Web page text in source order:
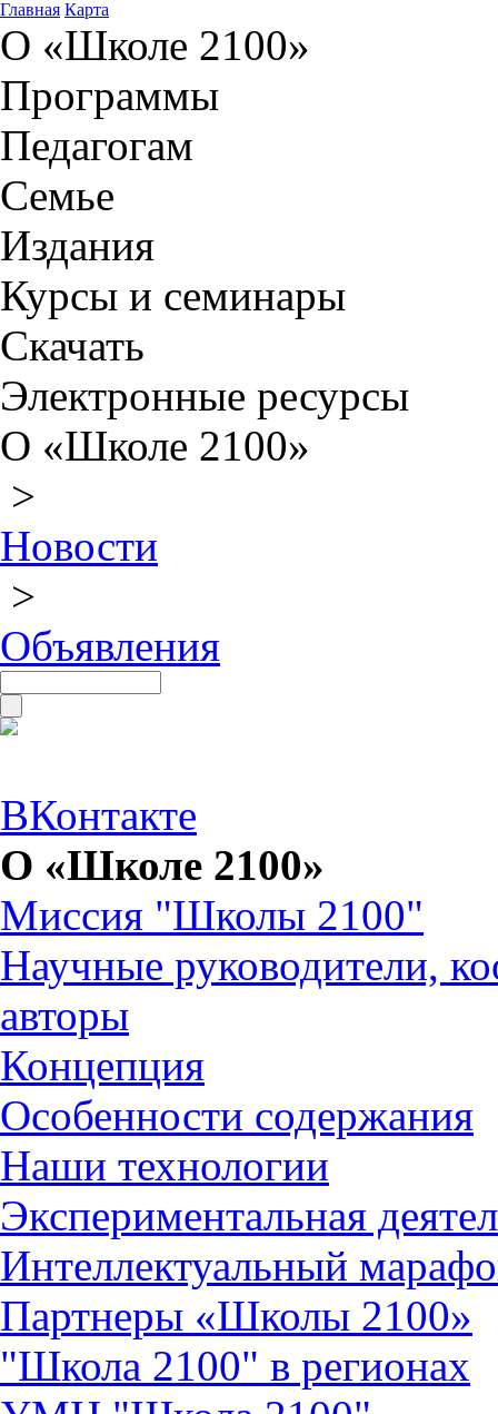
Главная Карта
О «Школе 2100»
Программы
Педагогам
Семье
Издания
Курсы и семинары
Скачать
Электронные ресурсы
О «Школе 2100»
>
Новости
>
Объявления
ВКонтакте
О «Школе 2100»
Миссия "Школы 2100"
Научные руководители,
авторы
Концепция
Особенности содержания
Наши технологии
Экспериментальная
Интеллектуальный
Партнеры «Школы 2100»
"Школа 2100" в регионах